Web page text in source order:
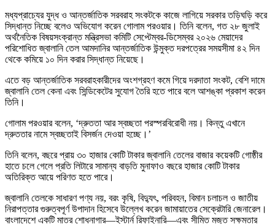
মধ্যপ্রাচ্যের যুদ্ধ ও আন্তর্জাতিক সরবরাহ সংকটকে কাজে লাগিয়ে সরকার তড়িঘড়ি করে
সিদ্ধান্ত নিচ্ছে বলেও অভিযোগ করেন গোলাম পরওয়ার। তিনি বলেন, গত ২৮ জুলাই
অর্থনৈতিক বিষয়সংক্রান্ত মন্ত্রিসভা কমিটি সেপ্টেম্বর-ডিসেম্বর ২০২৬ মেয়াদের
পরিশোধিত জ্বালানি তেল আমদানির আন্তর্জাতিক উন্মুক্ত দরপত্রের সময়সীমা ৪২ দিন
থেকে কমিয়ে ১০ দিন করার সিদ্ধান্ত নিয়েছে।
এতে বড় আন্তর্জাতিক সরবরাহকারীদের অংশগ্রহণ কমে গিয়ে দরদাতা সংকট, বেশি দামে
জ্বালানি তেল কেনা এবং সিন্ডিকেটের সুযোগ তৈরি হতে পারে বলে আশঙ্কা প্রকাশ করেন
তিনি।
গোলাম পরওয়ার বলেন, ‘দ্রুততা আর স্বচ্ছতা পরস্পরবিরোধী নয়। কিন্তু এখানে
দ্রুততার নামে স্বচ্ছতাই বিসর্জন দেওয়া হচ্ছে।’
তিনি বলেন, বছরে প্রায় ৩০ হাজার কোটি টাকার জ্বালানি তেলের বাজার কয়েকটি গোষ্ঠীর
হাতে চলে গেলে প্রতি লিটারে সামান্য বাড়তি মুনাফাও বছরে হাজার কোটি টাকার
অতিরিক্ত আয়ে পরিণত হতে পারে।
জ্বালানি তেলকে সাধারণ পণ্য নয়, বরং কৃষি, বিদ্যুৎ, পরিবহন, বিমান চলাচল ও জাতীয়
নিরাপত্তার গুরুত্বপূর্ণ উপাদান হিসেবে উল্লেখ করেন জামায়াতের সেক্রেটারি জেনারেল।
বাংলাদেশে একটি মাত্র শোধনাগার—ইস্টার্ন রিফাইনারি—এবং সীমিত মজুত সক্ষমতার